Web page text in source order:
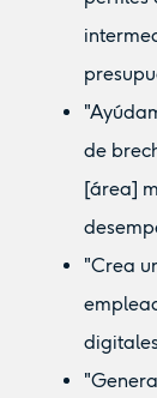
de
[área]
"Crea